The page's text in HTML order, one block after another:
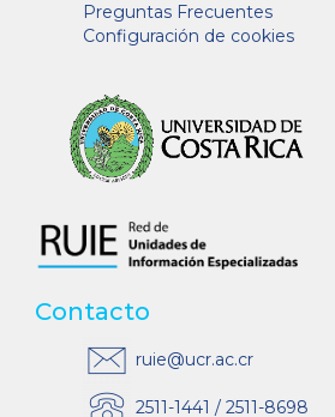
Preguntas Frecuentes
Configuración de cookies
Contacto
ruie@ucr.ac.cr
2511-1441 / 2511-8698